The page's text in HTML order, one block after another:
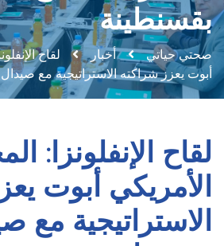
بقسنطينة
صحتي حياتي أخبار
لقاح
أبوت يعزز شراكته الاستراتيجية مع
لقاح الإنفلونزا:
الأمريكي أبوت
الاستراتيجية مع